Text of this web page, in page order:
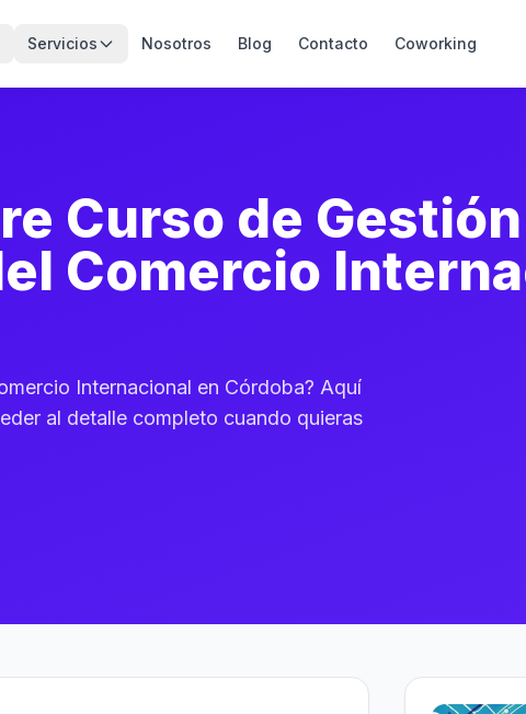
Servicios Nosotros Blog Contacto Coworking
Curso de Gestión
Comercio
Internacional en Córdoba? Aquí
al detalle completo cuando quieras